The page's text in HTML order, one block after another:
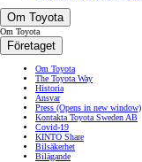
Om Toyota
Om Toyota
Företaget
Om Toyota
The Toyota Way
Historia
Ansvar
Press (Opens in new window)
Kontakta Toyota Sweden AB
Covid-19
KINTO Share
Bilsäkerhet
Bilägande